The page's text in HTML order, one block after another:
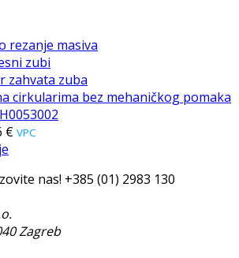
rezanje masiva
zubi
zahvata zuba
cirkularima bez mehaničkog pomaka
€ VPC
nas! +385 (01) 2983 130
Zagreb